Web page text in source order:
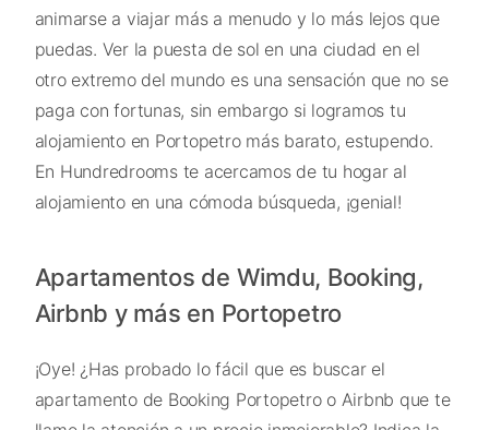
animarse a viajar más a menudo y lo más lejos que
puedas. Ver la puesta de sol en una ciudad en el
otro extremo del mundo es una sensación que no se
paga con fortunas, sin embargo si logramos tu
alojamiento en Portopetro más barato, estupendo.
En Hundredrooms te acercamos de tu hogar al
alojamiento en una cómoda búsqueda, ¡genial!
Apartamentos de Wimdu, Booking,
Airbnb y más en Portopetro
¡Oye! ¿Has probado lo fácil que es buscar el
apartamento de Booking Portopetro o Airbnb que te